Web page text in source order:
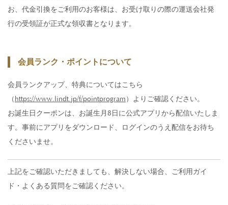
お、代金引換をご利用のお客様は、お受け取りの際の運送会社発
行の受領証が正式な領収書となります。
会員ランク・ポイントについて
会員ランクアップ、特典についてはこちら
（ https://www.lindt.jp/f/pointprogram）よりご確認ください。
お誕生日クーポンは、お誕生月8日に公式アプリから配信いたしま
す。事前にアプリをダウンロード、ログインのうえ配信をお待ち
くださいませ。
上記をご確認いただきましても、解決しない場合、ご利用ガイ
ド・よくある質問をご確認ください。